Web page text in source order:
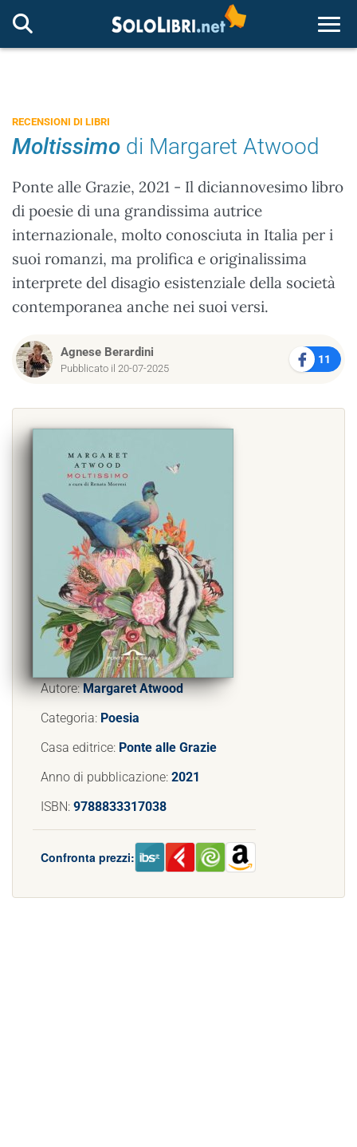
RECENSIONI DI LIBRI
Moltissimo di Margaret Atwood
Ponte alle Grazie, 2021 - Il diciannovesimo libro
di poesie di una grandissima autrice
internazionale, molto conosciuta in Italia per i
suoi romanzi, ma prolifica e originalissima
interprete del disagio esistenziale della società
contemporanea anche nei suoi versi.
Agnese Berardini
Pubblicato il 20-07-2025
11
Autore:Margaret Atwood
Categoria: Poesia
Casa editrice: Ponte alle Grazie
Anno di pubblicazione: 2021
ISBN: 9788833317038
Confronta prezzi: